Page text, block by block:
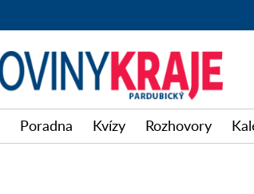
Poradna Kvízy Rozhovory